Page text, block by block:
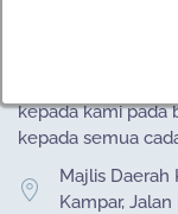
kepada kami pada
kepada semua
Majlis Daerah
Kampar,